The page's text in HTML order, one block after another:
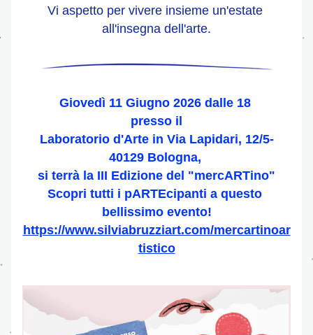
Vi aspetto per vivere insieme un'estate
all'insegna dell'arte.
Giovedì 11 Giugno 2026 dalle 18
presso il
40129 Bologna,
si terrà la III Edizione del "mercARTino"
Scopri tutti i pARTEcipanti a questo
bellissimo evento!
https://www.silviabruzziart.com/mercartinoar
tistico